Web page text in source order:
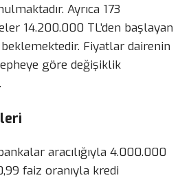
Ayrıca 173
14.200.000 TL’den başlayan
beklemektedir. Fiyatlar dairenin
göre değişiklik
aracılığıyla 4.000.000
faiz oranıyla kredi